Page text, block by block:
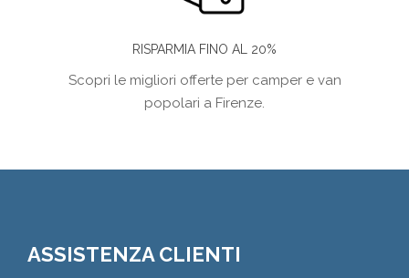
RISPARMIA FINO AL 20%
Scopri le migliori offerte per camper e van
popolari a Firenze.
ASSISTENZA CLIENTI